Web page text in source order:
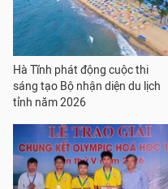
Hà Tĩnh phát động cuộc thi
sáng tạo Bộ nhận diện du lịch
tỉnh năm 2026